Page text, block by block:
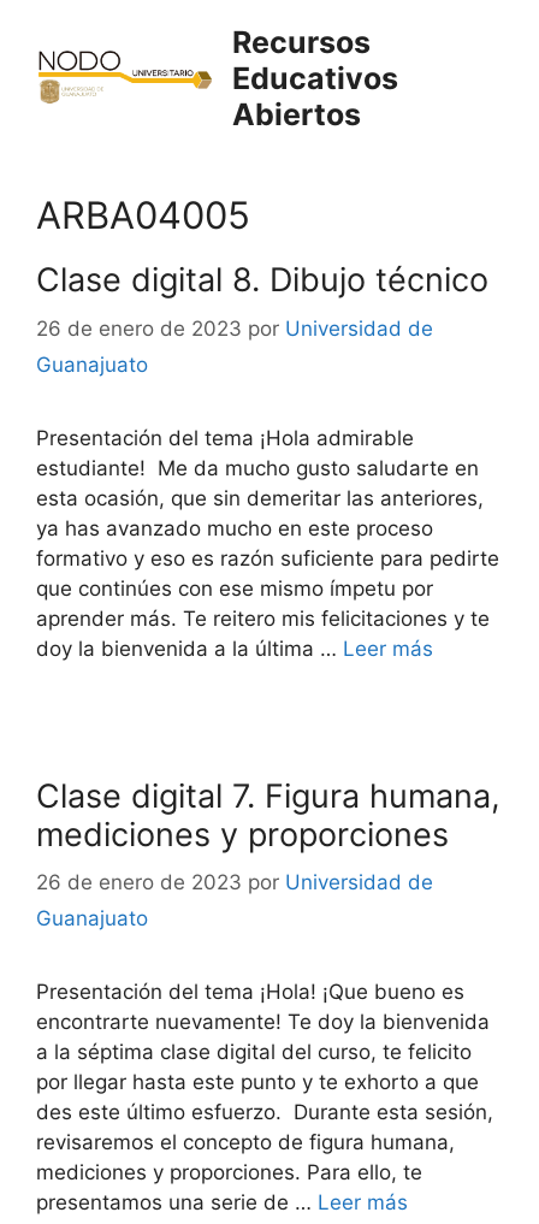
contenido
Recursos
Educativos
Abiertos
ARBA04005
Clase digital 8. Dibujo técnico
26 de enero de 2023 por Universidad de
Guanajuato
Presentación del tema ¡Hola admirable
estudiante! Me da mucho gusto saludarte en
esta ocasión, que sin demeritar las anteriores,
ya has avanzado mucho en este proceso
formativo y eso es razón suficiente para pedirte
que continúes con ese mismo ímpetu por
aprender más. Te reitero mis felicitaciones y te
doy la bienvenida a la última … Leer más
Clase digital 7. Figura humana,
mediciones y proporciones
26 de enero de 2023 por Universidad de
Guanajuato
Presentación del tema ¡Hola! ¡Que bueno es
encontrarte nuevamente! Te doy la bienvenida
a la séptima clase digital del curso, te felicito
por llegar hasta este punto y te exhorto a que
des este último esfuerzo. Durante esta sesión,
revisaremos el concepto de figura humana,
mediciones y proporciones. Para ello, te
presentamos una serie de … Leer más